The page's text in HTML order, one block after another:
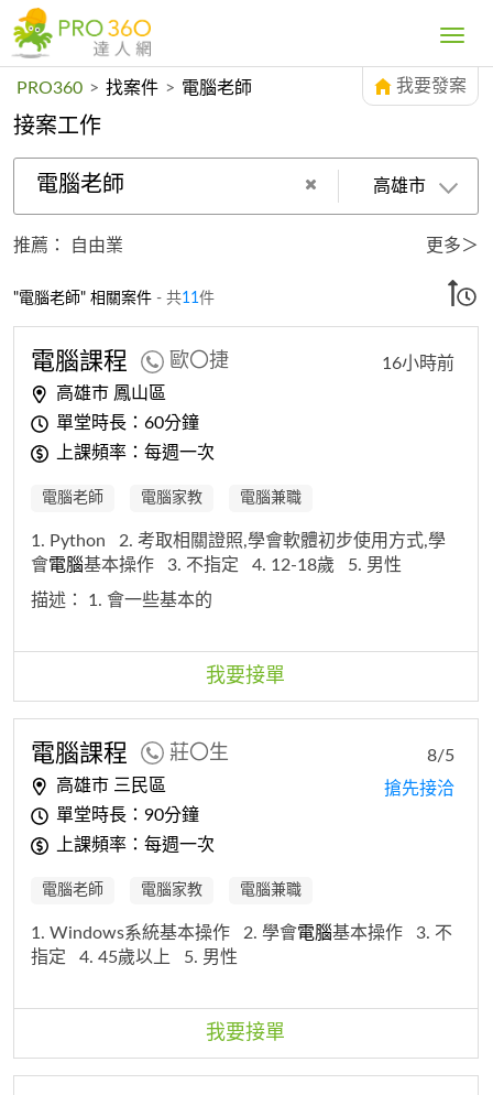
Toggle
PRO360 > 找案件 > 電腦老師 我要發案
接案工作
電腦老師 高雄市
推薦： 自由業 更多＞
"電腦老師" 相關案件 - 共11件
電腦課程 歐〇捷
高雄市 鳳山區
單堂時長：60分鐘
上課頻率：每週一次
16小時前
電腦老師 電腦家教 電腦兼職
1. Python
2. 考取相關證照,學會軟體初步使用方式,學
會電腦基本操作 3. 不指定 4. 12-18歲
5. 男性
描述： 1. 會一些基本的
我要接單
電腦課程 莊〇生
高雄市 三民區
單堂時長：90分鐘
上課頻率：每週一次
8/5
搶先接洽
電腦老師 電腦家教 電腦兼職
1. Windows系統基本操作 2. 學會電腦基本操作
3. 不
指定
4. 45歲以上 5. 男性
我要接單